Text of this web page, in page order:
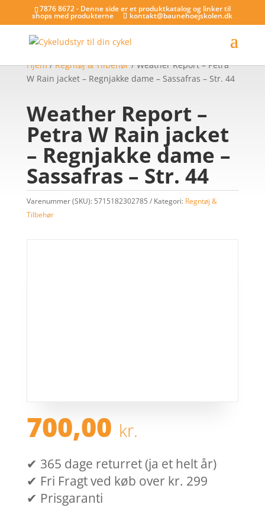
7876 8672 - Denne side er et produktkatalog og linker til
shops med produkterne kontakt@baunehoejskolen.dk
Hjem/Regntøj & Tilbehør/ Weather Report – Petra
W Rain jacket – Regnjakke dame – Sassafras – Str. 44
Weather Report –
Petra W Rain jacket
– Regnjakke dame –
Sassafras – Str. 44
Varenummer (SKU): 5715182302785 Kategori: Regntøj &
Tilbehør
700,00 kr.
✔ 365 dage returret (ja et helt år)
✔ Fri Fragt ved køb over kr. 299
✔ Prisgaranti